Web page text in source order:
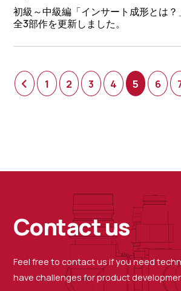
初級～中級編「インサート成形とは
全3部作を更新しました。
1 2 3 4 5 6
Contact us
Feel free to contact us if you need
have challenges for product